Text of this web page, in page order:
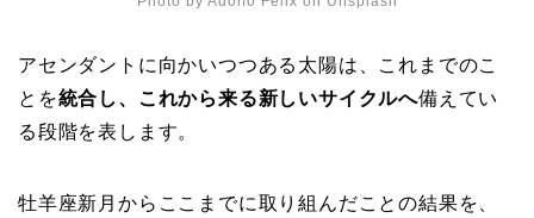
アセンダントに向かいつつある太陽は、これまでのこ
とを統合し、これから来る新しいサイクルへ備えてい
る段階を表します。
牡羊座新月からここまでに取り組んだことの結果を、